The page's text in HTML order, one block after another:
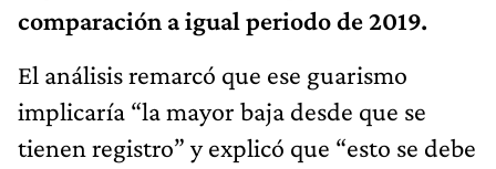
comparación a igual periodo de 2019.
El análisis remarcó que ese guarismo
implicaría “la mayor baja desde que se
tienen registro” y explicó que “esto se debe